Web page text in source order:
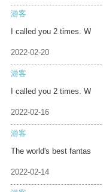
游客
I called you 2 times. W
2022-02-20
游客
I called you 2 times. W
2022-02-16
游客
The world's best fantas
2022-02-14